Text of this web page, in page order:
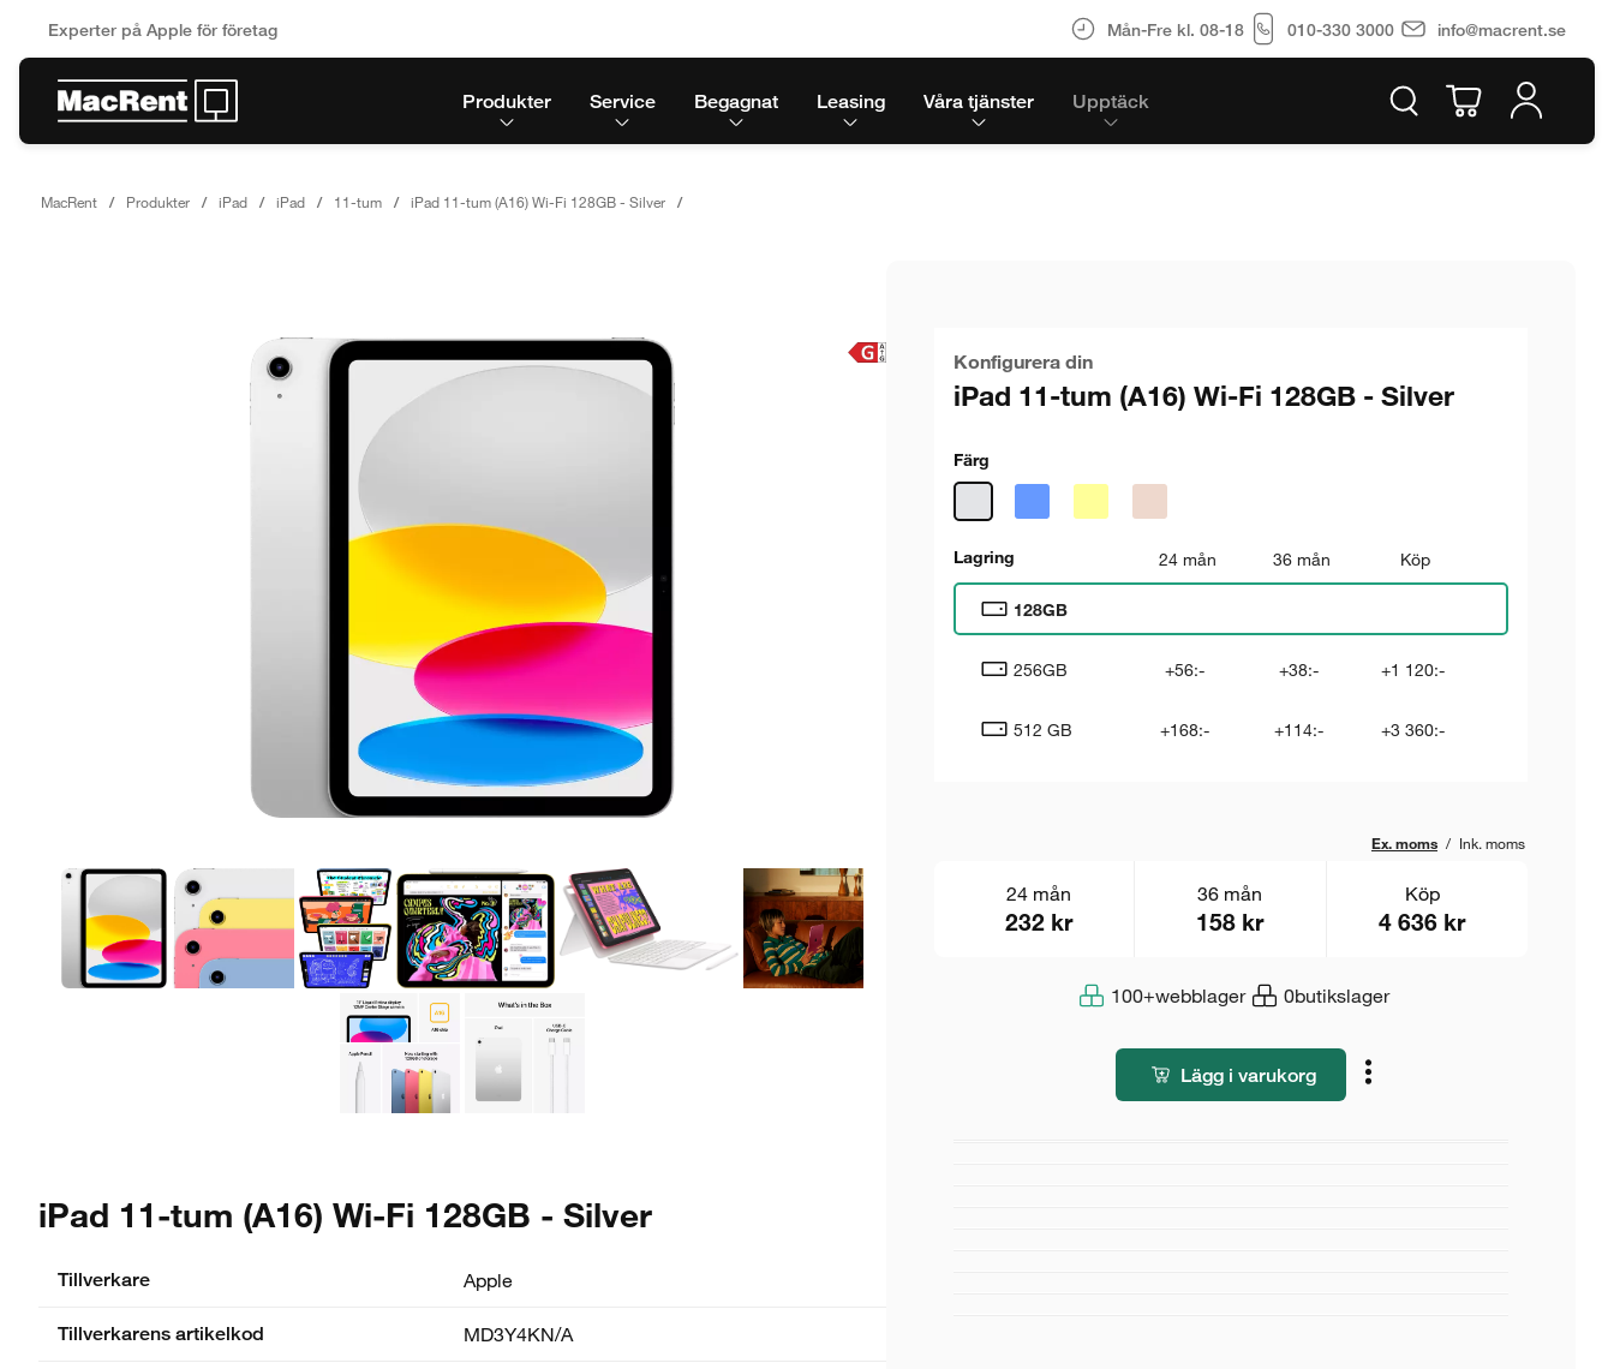
Experter på Apple för företag Mån-Fre kl. 08-18 010-330 3000 info@macrent.se
Produkter Service Begagnat Leasing Våra tjänster Upptäck
MacRent Produkter iPad iPad 11-tum iPad 11-tum (A16) Wi-Fi 128GB - Silver
iPad 11-tum (A16) Wi-Fi 128GB - Silver
Tillverkare Apple
Tillverkarens artikelkod MD3Y4KN/A
Konfigurera din
iPad 11-tum (A16) Wi-Fi 128GB - Silver
Färg
Lagring 24 mån 36 mån Köp
128GB
256GB +56:- +38:- +1 120:-
512 GB +168:- +114:- +3 360:-
Ex. moms / Ink. moms
100+webblager 0butikslager
24 mån
232 kr
36 mån
158 kr
Köp
4 636 kr
Lägg i varukorg